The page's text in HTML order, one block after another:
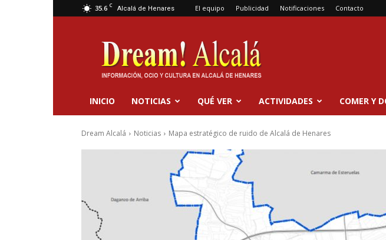
35.6 C Alcalá de Henares El equipo Publicidad Notificaciones Contacto
Dream
Alcalá
INICIO NOTICIAS QUÉ VER ACTIVIDADES COMER Y
Dream Alcalá Noticias Mapa estratégico de ruido de Alcalá de Henares